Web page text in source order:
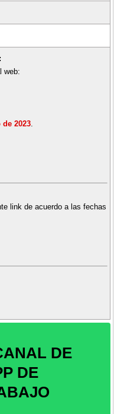
web:
2023.
link de acuerdo a las fechas
DE
DE